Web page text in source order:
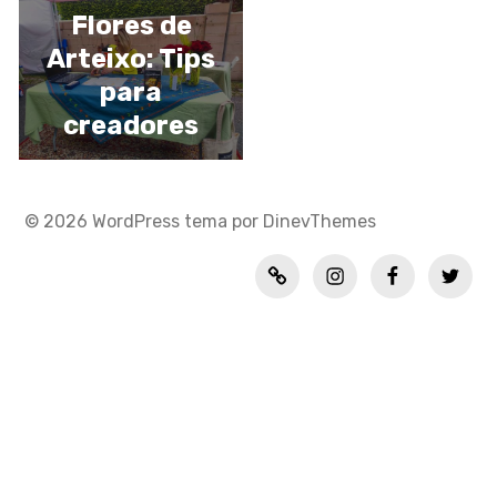
Flores de
Arteixo: Tips
para
creadores
noveles
© 2026 WordPress tema por DinevThemes
Política
de
INSTAGRAMFACEBOOK